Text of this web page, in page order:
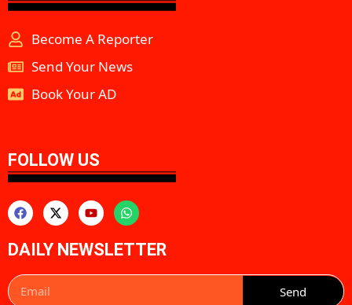
Become A Reporter
Send Your News
Book Your AD
FOLLOW US
DAILY NEWSLETTER
Send